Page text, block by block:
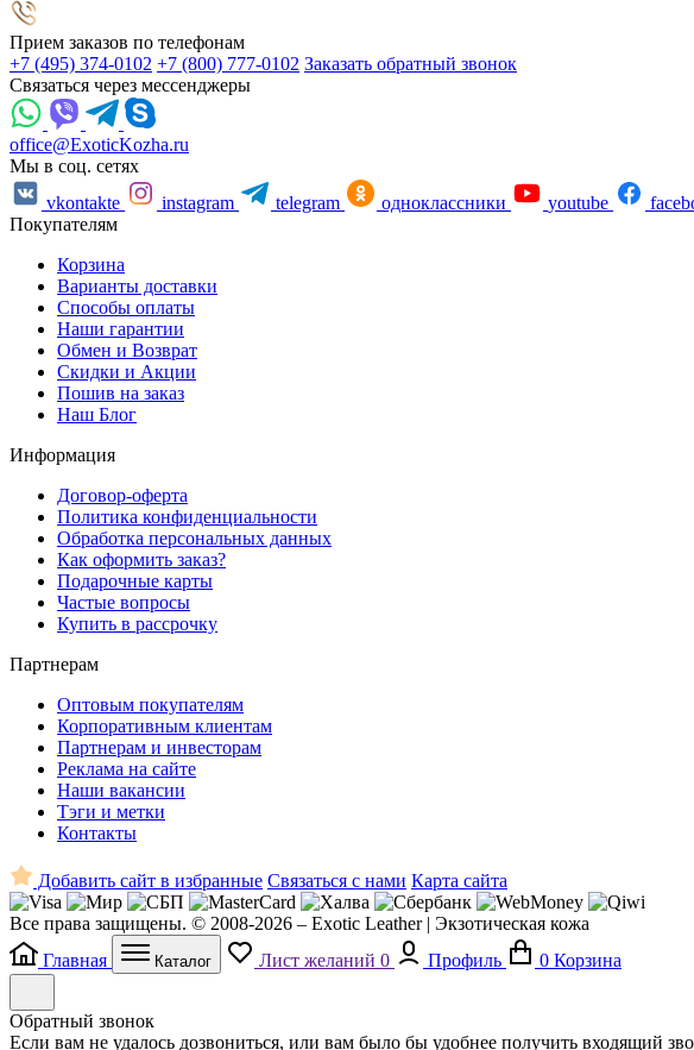
Прием заказов по телефонам
+7 (495) 374-0102 +7 (800) 777-0102 Заказать обратный звонок
Связаться через мессенджеры
office@ExoticKozha.ru
Мы в соц. сетях
vkontakte
instagram telegram одноклассники youtube
Покупателям
Корзина
Варианты доставки
Способы оплаты
Наши гарантии
Обмен и Возврат
Скидки и Акции
Пошив на заказ
Наш Блог
Информация
Договор-оферта
Политика конфиденциальности
Обработка персональных данных
Как оформить заказ?
Подарочные карты
Частые вопросы
Купить в рассрочку
Партнерам
Оптовым покупателям
Корпоративным клиентам
Партнерам и инвесторам
Реклама на сайте
Наши вакансии
Тэги и метки
Контакты
Добавить сайт в избранные Связаться с нами Карта сайта
Все права защищены. © 2008-2026 – Exotic Leather | Экзотическая кожа
Главная
Каталог Лист желаний 0 Профиль 0 Корзина
Обратный звонок
Если вам не удалось дозвониться, или вам было бы удобнее получить входящий